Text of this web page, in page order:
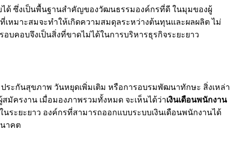
ได้ ซึ่งเป็นพื้นฐานสำคัญของวัฒนธรรมองค์กรที่ดี ในมุมของผู้
หมาะสมจะทำให้เกิดความสมดุลระหว่างต้นทุนและผลผลิต ไม่
บคอบจึงเป็นสิ่งที่ขาดไม่ได้ในการบริหารธุรกิจระยะยาว
ระกันสุขภาพ วันหยุดเพิ่มเติม หรือการอบรมพัฒนาทักษะ สิ่งเหล่า
มัครงาน เมื่อมองภาพรวมทั้งหมด จะเห็นได้ว่าเงินเดือนพนักงาน
ระยะยาว องค์กรที่สามารถออกแบบระบบเงินเดือนพนักงานได้
าคต